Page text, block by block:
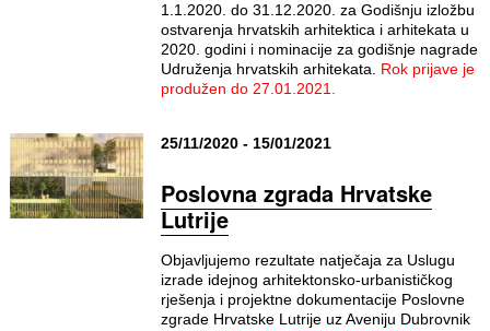
1.1.2020. do 31.12.2020. za Godišnju izložbu
ostvarenja hrvatskih arhitektica i arhitekata u
2020. godini i nominacije za godišnje nagrade
Udruženja hrvatskih arhitekata. Rok prijave je
produžen do 27.01.2021.
25/11/2020 - 15/01/2021
Poslovna zgrada Hrvatske
Lutrije
Objavljujemo rezultate natječaja za Uslugu
izrade idejnog arhitektonsko-urbanističkog
rješenja i projektne dokumentacije Poslovne
zgrade Hrvatske Lutrije uz Aveniju Dubrovnik